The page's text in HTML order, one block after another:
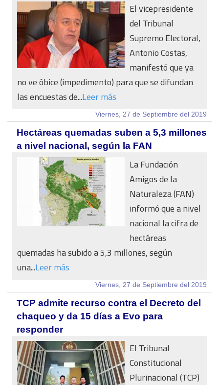
El vicepresidente
del Tribunal
Supremo Electoral,
Antonio Costas,
manifestó que ya
no ve óbice (impedimento) para que se difundan
las encuestas de...Leer más
Viernes, 27 de Septiembre del 2019
Hectáreas quemadas suben a 5,3 millones
a nivel nacional, según la FAN
La Fundación
Amigos de la
Naturaleza (FAN)
informó que a nivel
nacional la cifra de
hectáreas
quemadas ha subido a 5,3 millones, según
una...Leer más
Viernes, 27 de Septiembre del 2019
TCP admite recurso contra el Decreto del
chaqueo y da 15 días a Evo para
responder
El Tribunal
Constitucional
Plurinacional (TCP)